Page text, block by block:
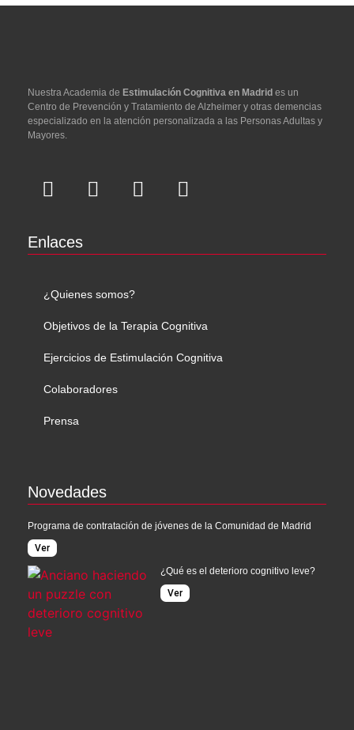
Nuestra Academia de Estimulación Cognitiva en Madrid es un
Centro de Prevención y Tratamiento de Alzheimer y otras demencias
especializado en la atención personalizada a las Personas Adultas y
Mayores.
Enlaces
¿Quienes somos?
Objetivos de la Terapia Cognitiva
Ejercicios de Estimulación Cognitiva
Colaboradores
Prensa
Novedades
Programa de contratación de jóvenes de la Comunidad de Madrid
Ver
¿Qué es el deterioro cognitivo leve?
Ver